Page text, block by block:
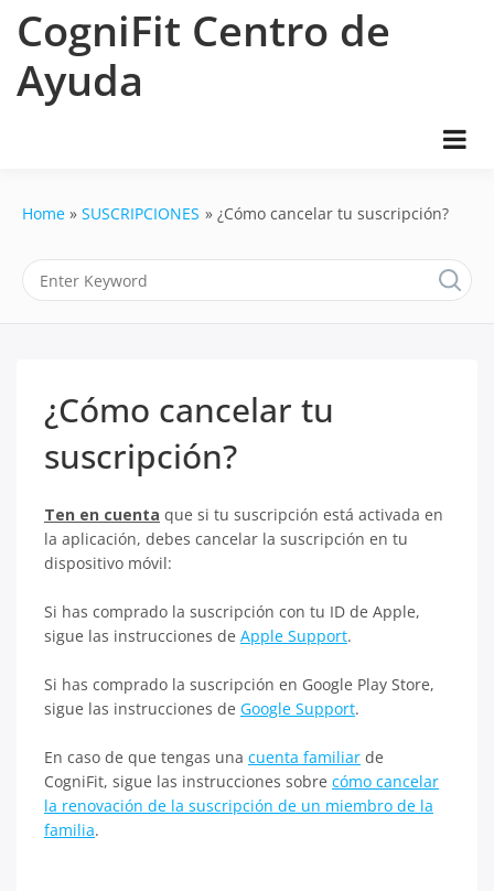
CogniFit Centro de
Ayuda
Home SUSCRIPCIONES ¿Cómo cancelar tu suscripción?
¿Cómo cancelar tu
suscripción?
Ten en cuenta que si tu suscripción está activada en
la aplicación, debes cancelar la suscripción en tu
dispositivo móvil:
Si has comprado la suscripción con tu ID de Apple,
sigue las instrucciones de Apple Support.
Si has comprado la suscripción en Google Play Store,
sigue las instrucciones de Google Support.
En caso de que tengas una cuenta familiar de
CogniFit, sigue las instrucciones sobre cómo cancelar
la renovación de la suscripción de un miembro de la
familia.